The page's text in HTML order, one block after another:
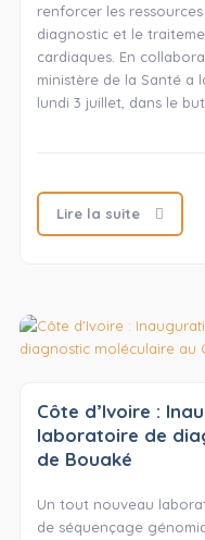
renforcer les
diagnostic et le
cardiaques. En
ministère de la Santé a
lundi 3 juillet, dans le
Lire la suite
Côte d’Ivoire :
laboratoire de
de Bouaké
Un tout nouveau
de séquençage